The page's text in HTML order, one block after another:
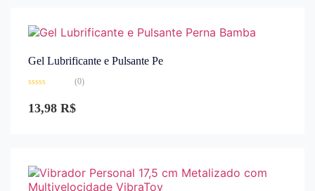
Gel Lubrificante e Pulsante Pe
0
de
(0)
13,98 R$